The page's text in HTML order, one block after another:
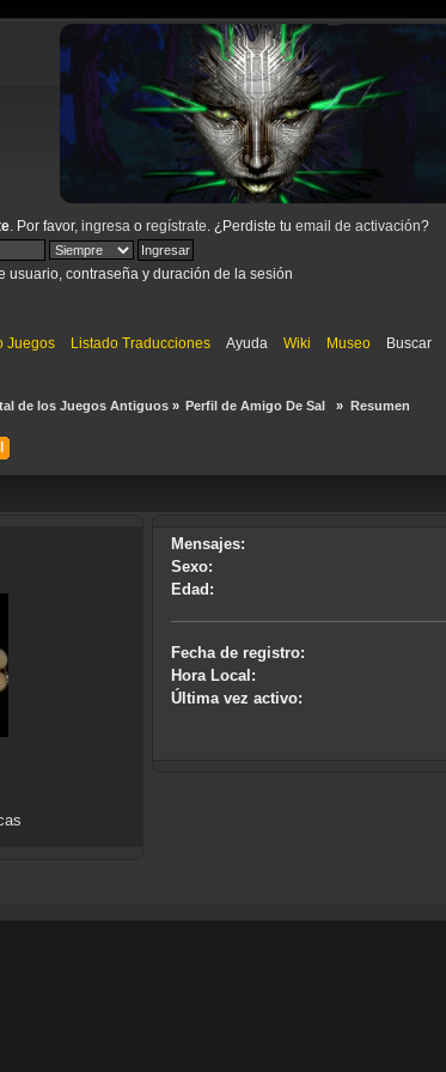
. Por favor, ingresa o regístrate . ¿Perdiste tu email de activación?
usuario, contraseña y duración de la sesión
Juegos Listado Traducciones Ayuda Wiki Museo Buscar
de los Juegos Antiguos» Perfil de Amigo De Sal » Resumen
Mensajes:
Sexo:
Edad:
Fecha de registro:
Hora Local:
Última vez activo: